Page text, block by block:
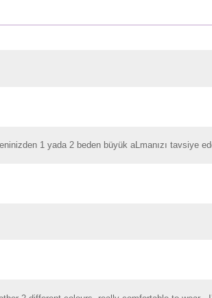
1 yada 2 beden büyük aLmanızı tavsiye